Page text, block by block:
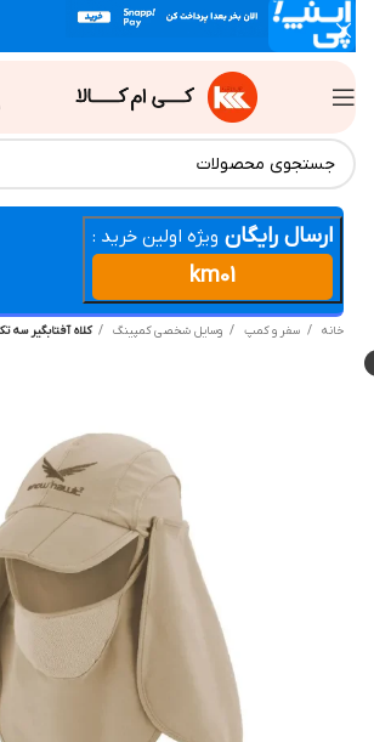
ارسال رایگان ویژه اولین خرید :
km01
سفر و کمپ وسایل شخصی کمپینگ کلاه آفتابگیر سه تکه